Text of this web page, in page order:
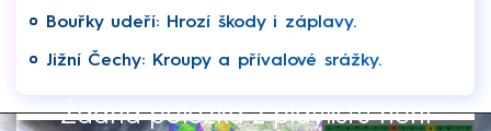
Bouřky udeří: Hrozí škody i záplavy.
Jižní Čechy: Kroupy a přívalové srážky.
Žádná položka z playlistu není